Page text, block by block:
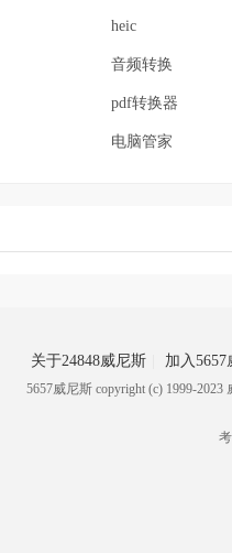
heic
音频转换
pdf转换器
电脑管家
关于24848威尼斯 加入5657
5657威尼斯 copyright (c) 1999-